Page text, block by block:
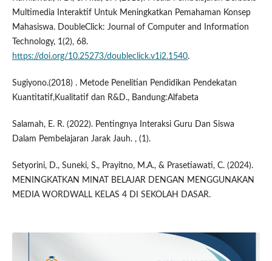
Multimedia Interaktif Untuk Meningkatkan Pemahaman Konsep
Mahasiswa. DoubleClick: Journal of Computer and Information
Technology, 1(2), 68.
https://doi.org/10.25273/doubleclick.v1i2.1540.
Sugiyono.(2018) . Metode Penelitian Pendidikan Pendekatan
Kuantitatif,Kualitatif dan R&D., Bandung:Alfabeta
Salamah, E. R. (2022). Pentingnya Interaksi Guru Dan Siswa
Dalam Pembelajaran Jarak Jauh. , (1).
Setyorini, D., Suneki, S., Prayitno, M.A., & Prasetiawati, C. (2024).
MENINGKATKAN MINAT BELAJAR DENGAN MENGGUNAKAN
MEDIA WORDWALL KELAS 4 DI SEKOLAH DASAR.